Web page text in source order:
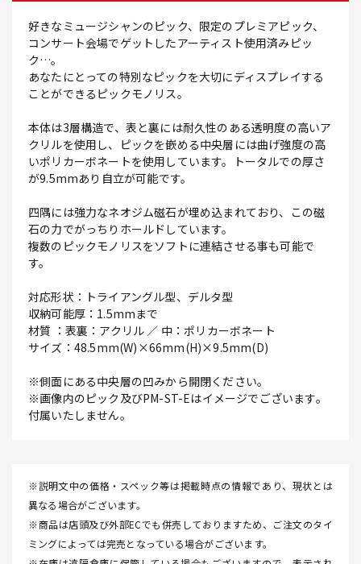
好きなミュージシャンのピック、限定のプレミアピック、
コンサート会場でゲットしたアーティスト使用済みピッ
ク…。
あなたにとっての特別なピックを大切にディスプレイする
ことができるピックモノリス。
本体は3層構造で、表と裏には耐久性のある透明度の高いア
クリルを使用し、ピックを嵌める中央層には曲げ強度の高
いポリカーボネートを使用しています。トータルでの厚さ
が9.5mmあり自立が可能です。
四隅には強力なネオジム磁石が埋め込まれており、この磁
石の力でがっちりホールドしています。
複数のピックモノリスをソフトに連結させる事も可能で
す。
対応形状：トライアングル型、デルタ型
収納可能厚：1.5mmまで
材質 ：表裏：アクリル ／ 中：ポリカーボネート
サイズ：48.5mm(W)×66mm(H)×9.5mm(D)
※側面にある中央層の凹みから開閉ください。
※画像内のピック及びPM-ST-Eはイメージでございます。
付属いたしません。
※説明文中の価格・スペック等は掲載時点の情報であり、現状とは
異なる場合がございます。
※商品は店頭及び外部ECでも併売しておりますため、ご注文のタイ
ミングによっては完売となっている場合がございます。